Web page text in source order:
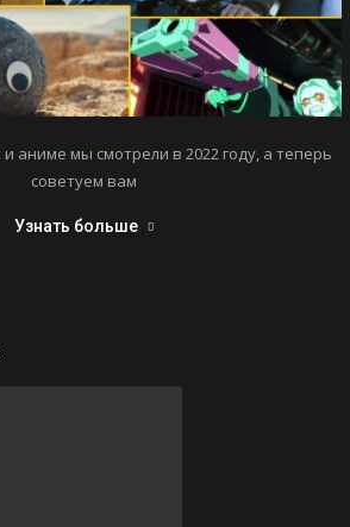
аниме мы смотрели в 2022 году, а теперь
советуем вам
Узнать больше